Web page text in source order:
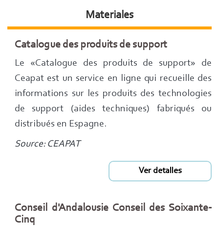
Materiales
Catalogue des produits de support
Le «Catalogue des produits de support» de
Ceapat est un service en ligne qui recueille des
informations sur les produits des technologies
de support (aides techniques) fabriqués ou
distribués en Espagne.
Source: CEAPAT
Ver detalles
Conseil d'Andalousie Conseil des Soixante-
Cinq